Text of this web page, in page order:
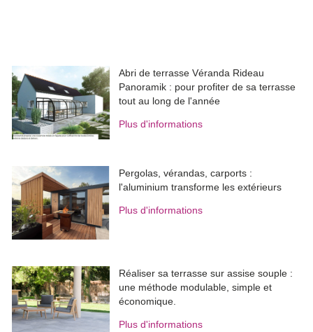
Abri de terrasse Véranda Rideau
Panoramik : pour profiter de sa terrasse
tout au long de l'année
Plus d'informations
Pergolas, vérandas, carports :
l'aluminium transforme les extérieurs
Plus d'informations
Réaliser sa terrasse sur assise souple :
une méthode modulable, simple et
économique.
Plus d'informations